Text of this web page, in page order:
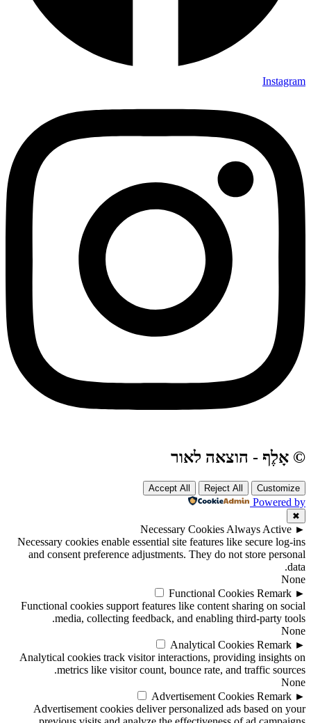
Instagram
© אָלֶף - הוצאה לאור
Customize
Reject All
Accept All
Powered by
✖
►
Necessary Cookies Always Active
Necessary cookies enable essential site features like secure log-ins
and consent preference adjustments. They do not store personal
data.
None
►
Functional Cookies Remark
Functional cookies support features like content sharing on social
media, collecting feedback, and enabling third-party tools.
None
►
Analytical Cookies Remark
Analytical cookies track visitor interactions, providing insights on
metrics like visitor count, bounce rate, and traffic sources.
None
►
Advertisement Cookies Remark
Advertisement cookies deliver personalized ads based on your